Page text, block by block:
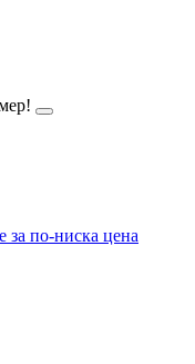
за по-ниска цена